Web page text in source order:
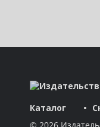
Каталог